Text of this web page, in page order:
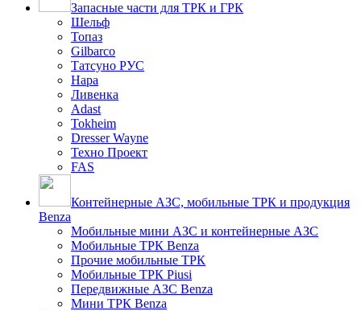
Запасные части для ТРК и ГРК
Шельф
Топаз
Gilbarco
Татсуно РУС
Нара
Ливенка
Adast
Tokheim
Dresser Wayne
Техно Проект
FAS
Контейнерные АЗС, мобильные ТРК и продукция
Benza
Мобильные мини АЗС и контейнерные АЗС
Мобильные ТРК Benza
Прочие мобильные ТРК
Мобильные ТРК Piusi
Передвижные АЗС Benza
Мини ТРК Benza